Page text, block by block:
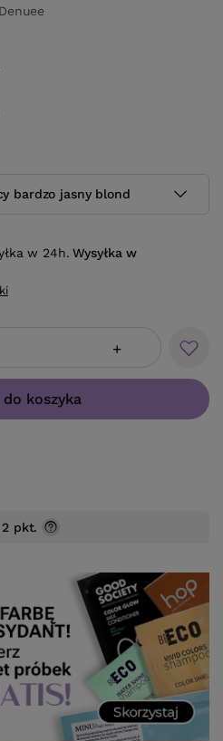
Denuee
bardzo jasny blond
+
do koszyka
w 24h. Wysyłkaw
2 pkt.